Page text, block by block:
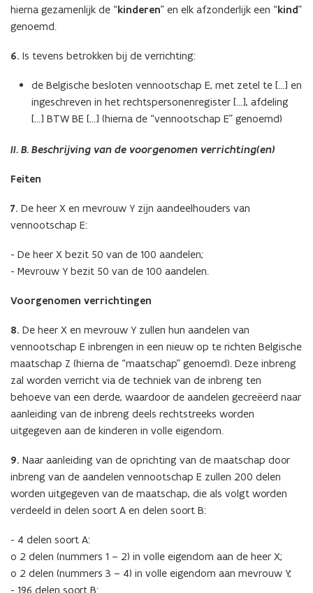
hierna gezamenlijk de “kinderen” en elk afzonderlijk een “kind”
genoemd.
6. Is tevens betrokken bij de verrichting:
de Belgische besloten vennootschap E, met zetel te […] en
ingeschreven in het rechtspersonenregister […], afdeling
[…] BTW BE […] (hierna de “vennootschap E” genoemd)
II. B. Beschrijving van de voorgenomen verrichting(en)
Feiten
7. De heer X en mevrouw Y zijn aandeelhouders van
vennootschap E:
- De heer X bezit 50 van de 100 aandelen;
- Mevrouw Y bezit 50 van de 100 aandelen.
Voorgenomen verrichtingen
8. De heer X en mevrouw Y zullen hun aandelen van
vennootschap E inbrengen in een nieuw op te richten Belgische
maatschap Z (hierna de “maatschap” genoemd). Deze inbreng
zal worden verricht via de techniek van de inbreng ten
behoeve van een derde, waardoor de aandelen gecreëerd naar
aanleiding van de inbreng deels rechtstreeks worden
uitgegeven aan de kinderen in volle eigendom.
9. Naar aanleiding van de oprichting van de maatschap door
inbreng van de aandelen vennootschap E zullen 200 delen
worden uitgegeven van de maatschap, die als volgt worden
verdeeld in delen soort A en delen soort B:
- 4 delen soort A:
o 2 delen (nummers 1 – 2) in volle eigendom aan de heer X;
o 2 delen (nummers 3 – 4) in volle eigendom aan mevrouw Y;
- 196 delen soort B: